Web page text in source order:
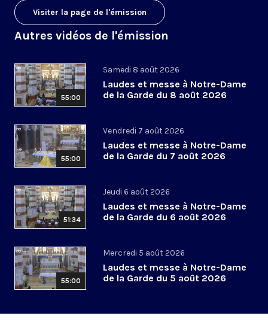
Visiter la page de l'émission
Autres vidéos de l'émission
55:00
Samedi 8 août 2026
Laudes et messe à Notre-Dame
de la Garde du 8 août 2026
55:00
Vendredi 7 août 2026
Laudes et messe à Notre-Dame
de la Garde du 7 août 2026
51:34
Jeudi 6 août 2026
Laudes et messe à Notre-Dame
de la Garde du 6 août 2026
55:00
Mercredi 5 août 2026
Laudes et messe à Notre-Dame
de la Garde du 5 août 2026